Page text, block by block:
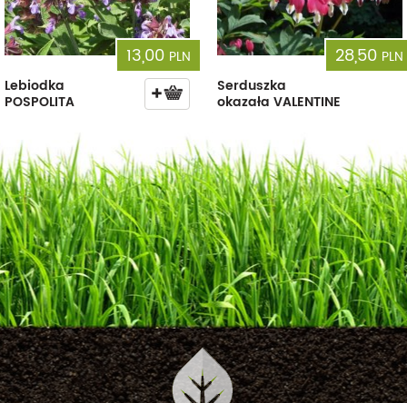
13,00 PLN
Lebiodka
POSPOLITA
28,50 PLN
Serduszka
okazała VALENTINE